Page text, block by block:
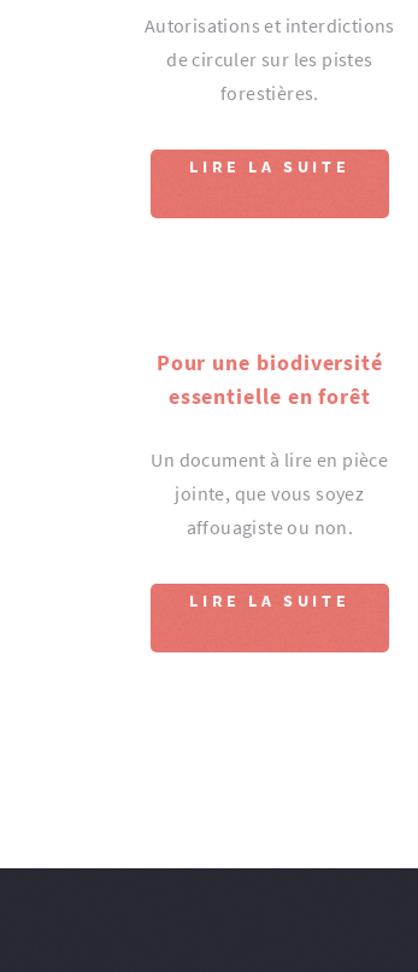
Autorisations et interdictions
de circuler sur les pistes
forestières.
LIRE LA SUITE
Pour une biodiversité
essentielle en forêt
Un document à lire en pièce
jointe, que vous soyez
affouagiste ou non.
LIRE LA SUITE